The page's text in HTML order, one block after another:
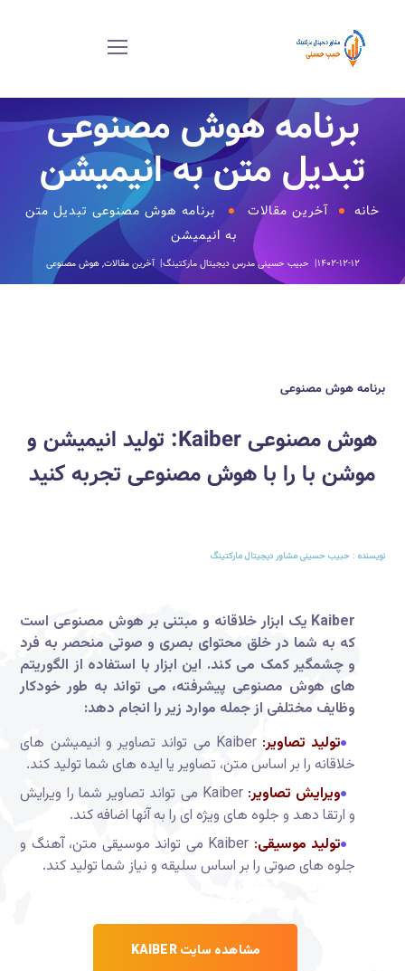
برنامه هوش مصنوعی
تبدیل متن به انیمیشن
خانه آخرین مقالات
برنامه هوش مصنوعی تبدیل متن
به انیمیشن
۱۴۰۲-۱۲-۱۲ حبیب حسینیمدرس دیجیتال مارکتینگ آخرین مقالات, هوش مصنوعی
برنامه هوش مصنوعی
هوش مصنوعی Kaiber: تولید انیمیشن و
موشن با را با هوش مصنوعی تجربه کنید
نویسنده : حبیب حسینی مشاور دیجیتال مارکتینگ
Kaiber یک ابزار خلاقانه و مبتنی بر هوش مصنوعی است
که به شما در خلق محتوای بصری و صوتی منحصر به فرد
و چشمگیر کمک می کند. این ابزار با استفاده از الگوریتم
های هوش مصنوعی پیشرفته، می تواند به طور خودکار
وظایف مختلفی از جمله موارد زیر را انجام دهد:
تولید تصاویر:
Kaiber می تواند تصاویر و انیمیشن های
خلاقانه را بر اساس متن، تصاویر یا ایده های شما تولید کند.
ویرایش تصاویر:
Kaiber می تواند تصاویر شما را ویرایش
و ارتقا دهد و جلوه های ویژه ای را به آنها اضافه کند.
تولید موسیقی:
Kaiber می تواند موسیقی متن، آهنگ و
جلوه های صوتی را بر اساس سلیقه و نیاز شما تولید کند.
مشاهده سایت KAIBER